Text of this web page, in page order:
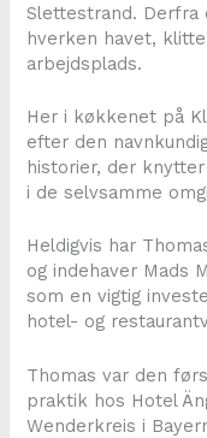
Slettestrand.
hverken havet,
arbejdsplads.
Her i køkkenet på
efter den
historier, der
i de selvsamme
Heldigvis har
og indehaver Mads
som en vigtig
hotel- og
Thomas var den
praktik hos Hotel
Wenderkreis i